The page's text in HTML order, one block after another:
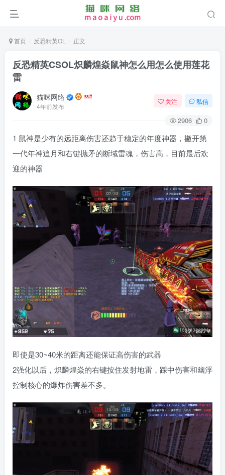
首页 反恐精英OL 正文
反恐精英CSOL炽麟煌焱鼠神怎么用怎么使用莲花
雷
猫咪网络
4年前发布
关注 私信
2906 0
1 鼠神是少有的远距离伤害还趋于稳定的年度神器，撇开第
一代年神追月和右键抛矛的断域雷魂，伤害高，目前最后欢
迎的神器
即使是30~40米的距离还能保证高伤害的武器
2强化以后，炽麟煌焱的右键按住发射地雷，踩中伤害和幽浮
控制核心的爆炸伤害差不多。